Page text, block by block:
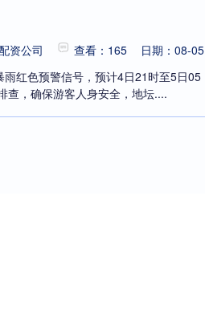
资公司 查看：165
日期：08-05
红色预警信号，预计4日21时至5日05
查，确保游客人身安全，地坛....